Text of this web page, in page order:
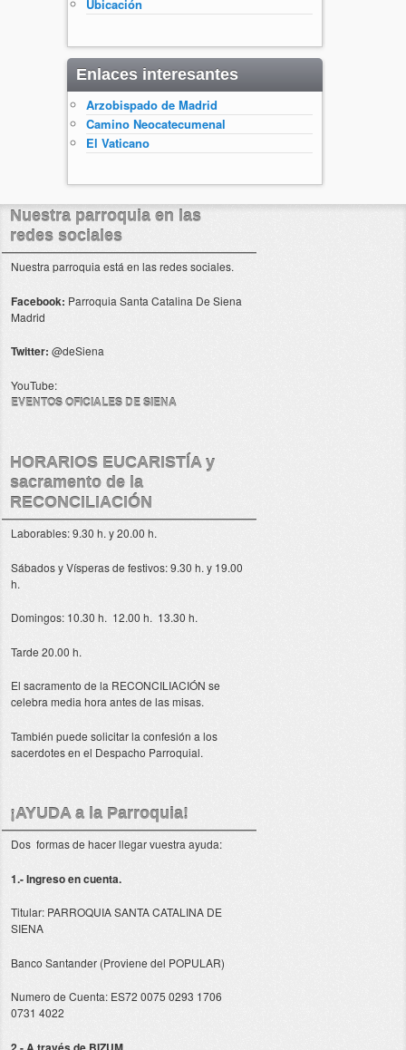
Ubicación
Enlaces interesantes
Arzobispado de Madrid
Camino Neocatecumenal
El Vaticano
Nuestra parroquia en las
redes sociales
Nuestra parroquia está en las redes sociales.
Facebook: Parroquia Santa Catalina De Siena
Madrid
Twitter: @deSiena
YouTube:
EVENTOS OFICIALES DE SIENA
HORARIOS EUCARISTÍA y
sacramento de la
RECONCILIACIÓN
Laborables: 9.30 h. y 20.00 h.
Sábados y Vísperas de festivos: 9.30 h. y 19.00
h.
Domingos: 10.30 h. 12.00 h. 13.30 h.
Tarde 20.00 h.
El sacramento de la RECONCILIACIÓN se
celebra media hora antes de las misas.
También puede solicitar la confesión a los
sacerdotes en el Despacho Parroquial.
¡AYUDA a la Parroquia!
Dos formas de hacer llegar vuestra ayuda:
1.- Ingreso en cuenta.
Titular: PARROQUIA SANTA CATALINA DE
SIENA
Banco Santander (Proviene del POPULAR)
Numero de Cuenta: ES72 0075 0293 1706
0731 4022